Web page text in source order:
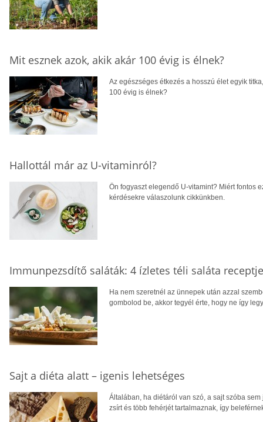
Mit esznek azok, akik akár 100 évig is élnek?
Az egészséges étkezés a hosszú élet egyik
100 évig is élnek?
Hallottál már az U-vitaminról?
Ön fogyaszt elegendő U-vitamint? Miért fontos
kérdésekre válaszolunk cikkünkben.
Immunpezsdítő saláták: 4 ízletes téli saláta receptje
Ha nem szeretnél az ünnepek után azzal
gombolod be, akkor tegyél érte, hogy ne így
Sajt a diéta alatt – igenis lehetséges
Általában, ha diétáról van szó, a sajt szóba
zsírt és több fehérjét tartalmaznak, így